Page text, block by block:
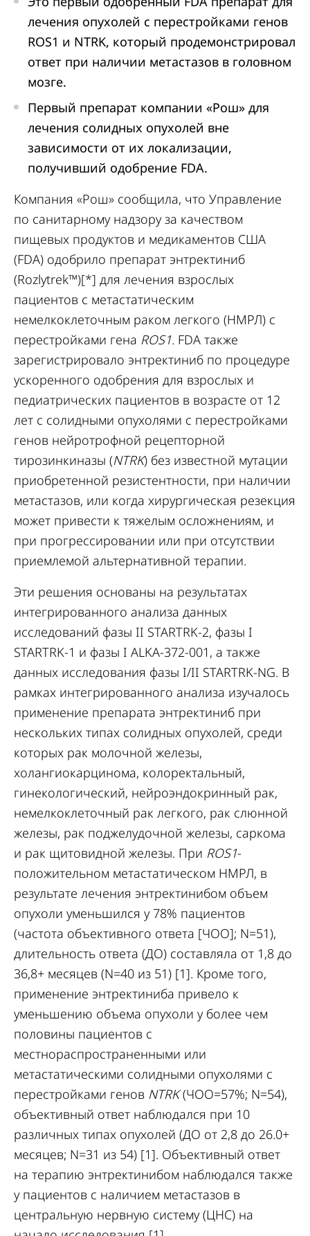
лечения опухолей с перестройками генов
ROS1 и NTRK, который продемонстрировал
ответ при наличии метастазов в головном
мозге.
Первый препарат компании «Рош» для
лечения солидных опухолей вне
зависимости от их локализации,
получивший одобрение FDA.
Компания «Рош» сообщила, что Управление
по санитарному надзору за качеством
пищевых продуктов и медикаментов США
(FDA) одобрило препарат энтректиниб
(Rozlytrek™)[*] для лечения взрослых
пациентов с метастатическим
немелкоклеточным раком легкого (НМРЛ) с
перестройками гена ROS1. FDA также
зарегистрировало энтректиниб по процедуре
ускоренного одобрения для взрослых и
педиатрических пациентов в возрасте от 12
лет с солидными опухолями с перестройками
генов нейротрофной рецепторной
тирозинкиназы (NTRK) без известной мутации
приобретенной резистентности, при наличии
метастазов, или когда хирургическая резекция
может привести к тяжелым осложнениям, и
при прогрессировании или при отсутствии
приемлемой альтернативной терапии.
Эти решения основаны на результатах
интегрированного анализа данных
исследований фазы II STARTRK-2, фазы I
STARTRK-1 и фазы I ALKA-372-001, а также
данных исследования фазы I/II STARTRK-NG. В
рамках интегрированного анализа изучалось
применение препарата энтректиниб при
нескольких типах солидных опухолей, среди
которых рак молочной железы,
холангиокарцинома, колоректальный,
гинекологический, нейроэндокринный рак,
немелкоклеточный рак легкого, рак слюнной
железы, рак поджелудочной железы, саркома
и рак щитовидной железы. При ROS1-
положительном метастатическом НМРЛ, в
результате лечения энтректинибом объем
опухоли уменьшился у 78% пациентов
(частота объективного ответа [ЧОО]; N=51),
длительность ответа (ДО) составляла от 1,8 до
36,8+ месяцев (N=40 из 51) [1]. Кроме того,
применение энтректиниба привело к
уменьшению объема опухоли у более чем
половины пациентов с
местнораспространенными или
метастатическими солидными опухолями с
перестройками генов NTRK(ЧОО=57%; N=54),
объективный ответ наблюдался при 10
различных типах опухолей (ДО от 2,8 до 26.0+
месяцев; N=31 из 54) [1]. Объективный ответ
на терапию энтректинибом наблюдался также
у пациентов с наличием метастазов в
центральную нервную систему (ЦНС) на